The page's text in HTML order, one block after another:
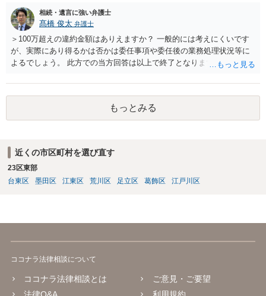
相続・遺言に強い弁護士
髙橋 俊太 弁護士
＞100万超えの違約金額はありえますか？ 一般的には考えにくいです
が、実際にあり得るかは否かは委任事項や委任後の業務処理状況等に
よるでしょう。 此方での当方回答は以上で終了となりますが、参考に
もっとみる
近くの市区町村を選び直す
23区東部
台東区
墨田区 江東区 荒川区 足立区 葛飾区 江戸川区
ココナラ法律相談について
ココナラ法律相談とは
法律Q&A
ご意見・ご要望
利用規約